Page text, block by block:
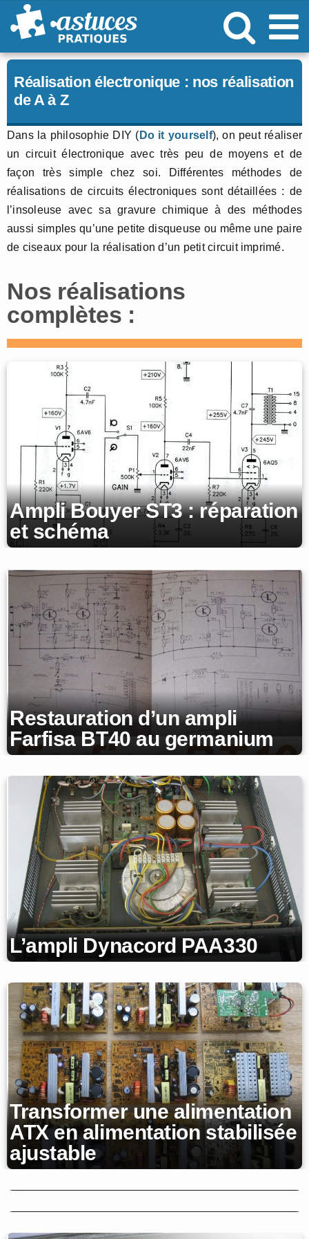
Passer
au
Réalisation électronique : nos réalisation
de A à Z
Dans la philosophie DIY ( Do it yourself), on peut réaliser
un circuit électronique avec très peu de moyens et de
façon très simple chez soi. Différentes méthodes de
réalisations de circuits électroniques sont détaillées : de
l’insoleuse avec sa gravure chimique à des méthodes
aussi simples qu’une petite disqueuse ou même une paire
de ciseaux pour la réalisation d’un petit circuit imprimé.
Nos réalisations
complètes :
Ampli Bouyer ST3 : réparation
et schéma
Restauration d’un ampli
Farfisa BT40 au germanium
L’ampli Dynacord PAA330
Transformer une alimentation
ATX en alimentation stabilisée
ajustable
Echo à bandes Echolette
NG51 : réparation
Réparation d’un ampli Klemt
Echolette M40